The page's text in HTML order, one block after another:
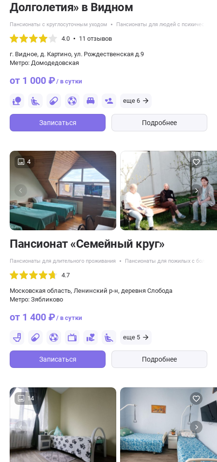
Долголетия» в Видном
Пансионаты с круглосуточным уходом Пансионаты для людей с
4.0 11 отзывов
г. Видное, д. Картино, ул. Рождественская д.9
Метро: Домодедовская
от 1 000 ₽/ в сутки
еще 6
Записаться Подробнее
4
Пансионат «Семейный круг»
Пансионаты для длительного проживания Пансионаты для пожилых с
4.7
Московская область, Ленинский р-н, деревня Слобода
Метро: Зябликово
от 1 400 ₽/ в сутки
еще 5
Записаться Подробнее
14